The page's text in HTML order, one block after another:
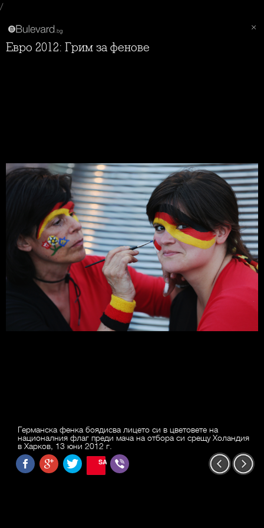
/
Евро 2012: Грим за фенове
Германска фенка боядисва лицето си в цветовете на
националния флаг преди мача на отбора си срещу Холандия
в Харков, 13 юни 2012 г.
SAVE